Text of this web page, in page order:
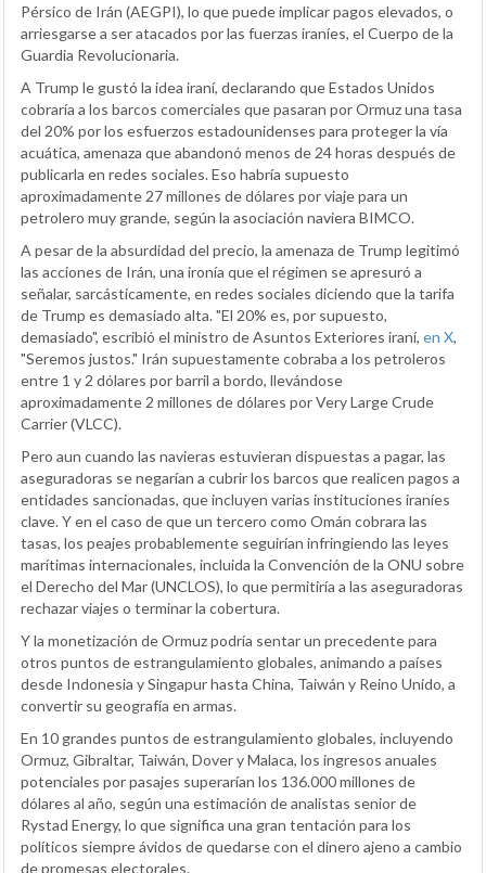
Pérsico de Irán (AEGPI), lo que puede implicar pagos elevados, o
arriesgarse a ser atacados por las fuerzas iraníes, el Cuerpo de la
Guardia Revolucionaria.
A Trump le gustó la idea iraní, declarando que Estados Unidos
cobraría a los barcos comerciales que pasaran por Ormuz una tasa
del 20% por los esfuerzos estadounidenses para proteger la vía
acuática, amenaza que abandonó menos de 24 horas después de
publicarla en redes sociales. Eso habría supuesto
aproximadamente 27 millones de dólares por viaje para un
petrolero muy grande, según la asociación naviera BIMCO.
A pesar de la absurdidad del precio, la amenaza de Trump legitimó
las acciones de Irán, una ironía que el régimen se apresuró a
señalar, sarcásticamente, en redes sociales diciendo que la tarifa
de Trump es demasiado alta. "El 20% es, por supuesto,
demasiado", escribió el ministro de Asuntos Exteriores iraní, en X,
"Seremos justos." Irán supuestamente cobraba a los petroleros
entre 1 y 2 dólares por barril a bordo, llevándose
aproximadamente 2 millones de dólares por Very Large Crude
Carrier (VLCC).
Pero aun cuando las navieras estuvieran dispuestas a pagar, las
aseguradoras se negarían a cubrir los barcos que realicen pagos a
entidades sancionadas, que incluyen varias instituciones iraníes
clave. Y en el caso de que un tercero como Omán cobrara las
tasas, los peajes probablemente seguirían infringiendo las leyes
marítimas internacionales, incluida la Convención de la ONU sobre
el Derecho del Mar (UNCLOS), lo que permitiría a las aseguradoras
rechazar viajes o terminar la cobertura.
Y la monetización de Ormuz podría sentar un precedente para
otros puntos de estrangulamiento globales, animando a países
desde Indonesia y Singapur hasta China, Taiwán y Reino Unido, a
convertir su geografía en armas.
En 10 grandes puntos de estrangulamiento globales, incluyendo
Ormuz, Gibraltar, Taiwán, Dover y Malaca, los ingresos anuales
potenciales por pasajes superarían los 136.000 millones de
dólares al año, según una estimación de analistas senior de
Rystad Energy, lo que significa una gran tentación para los
políticos siempre ávidos de quedarse con el dinero ajeno a cambio
de promesas electorales.